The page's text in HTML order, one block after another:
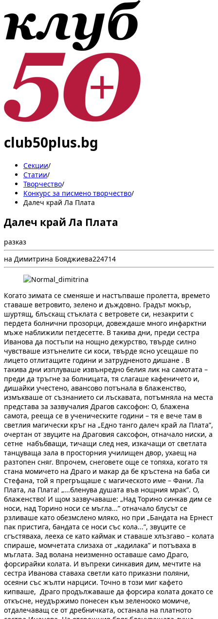
club50plus.bg
Секции/
Статии/
Творчество/
Конкурс за писмено творчество/
Далеч край Ла Плата
Далеч край Ла Плата
разказ
на Димитрина Бояджиева224714
Когато зимата се сменяше и настъпваше пролетта, времето
ставаше ветровито, зелено и дъждовно. Градът мокър,
шуртящ, блъскащ стъклата с ветровете си, незакрити с
пердета болнични прозорци, довеждаше много инфарктни
мъже наближили петдесетте. В такива дни, преди сестра
Иванова да постъпи на нощно дежурство, твърде силно
чувстваше изтънелите си коси, твърде ясно усещаше по
лицето отлитащите години и затрудненото дишане . В
такива дни изплуваше извънредно белия лик на самотата –
преди да тръгне за болницата, тя слагаше кафеничето и,
дишайки учестено, авансово потънала в блаженство,
измъкваше от съзнанието си лъскавата, потъмняла на места
представа за зазвучалия Драгов саксофон: О, блажена
самота, рееща се в ученическите години – тя е вече там в
светлия магически кръг на „Едно танго далеч край ла Плата”,
очертан от звуците на Драговия саксофон, отначало ниски, а
сетне набъбващи, тичащи след нея, изкачащи от светлата
танцуваща зала в просторния училищен двор, ухаещ на
разтопен сняг. Впрочем, снеговете още се топяха, когато тя
стана момичето на Драго и макар да бе кръстена на баба си
Стефана, той я прегръщаше с магическото име – Фани. Ла
Плата, ла Плата! „...бленува душата във нощния мрак”. О,
блаженство! И щом зазвучаваше: „Над Торино синкав дим се
носи, над Торино носи се мъгла...” отначало блусът се
рзливаше като обезмслено мляко, но при „Бандата на Ернест
пак пристига, бандата се носи със кола...”, звуците се
сгъстяваха, лееха се като каймак и ставаше хлъзгаво – колата
спираше, момчетата слизаха от „кадилака” и потъваха в
мъглата. Зад волана неизменно оставаше само Драго,
форсирайки колата. И въпреки синкавия дим, мечтите на
сестра Иванова ставаха светли като приказни поляни,
осеяни със жълти нарциси. Точно в този миг кафето
кипваше, Драго продължаваше да форсира колата докато се
откъсне, неудържимо понесен към зеленооко момиче,
отдалечаващ се от дребничката, останала на платното